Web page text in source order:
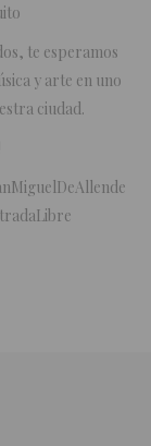
te esperamos
y arte en uno
ciudad.